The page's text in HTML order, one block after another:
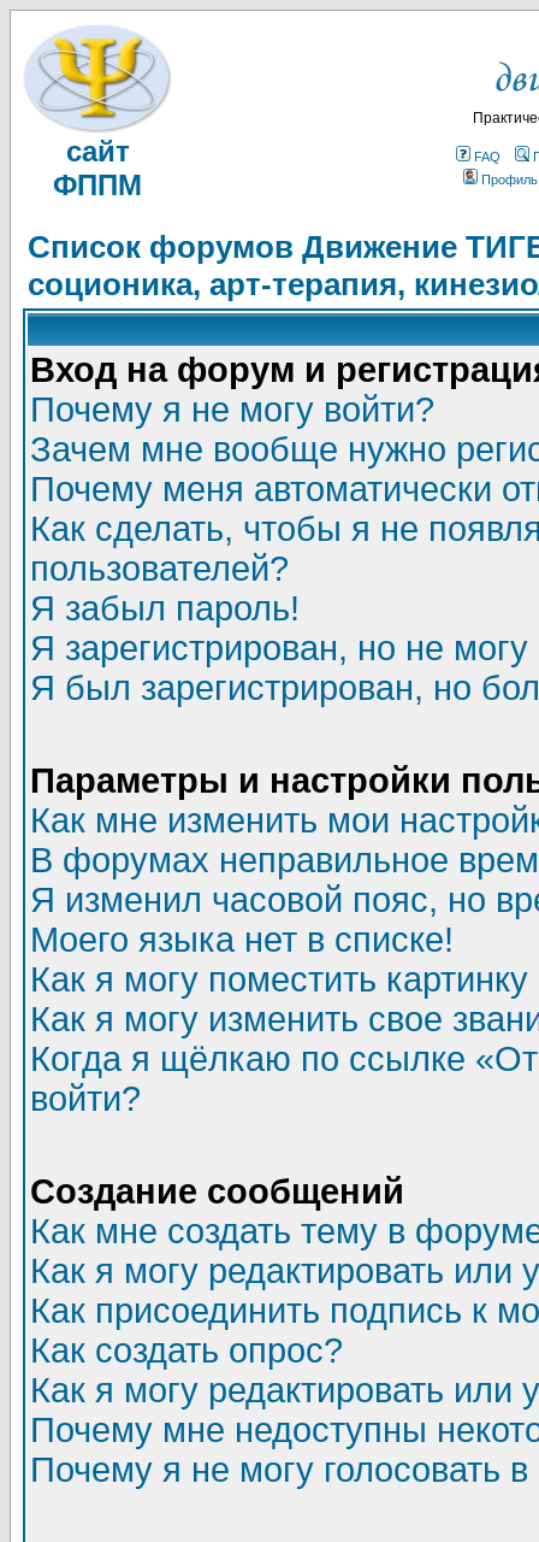
сайт
ФППМ
FAQ
Профиль
Список форумов Движение
соционика, арт-терапия,
Вход на форум и
Почему я не могу войти?
Зачем мне вообще нужно
Почему меня автоматически
Как сделать, чтобы я не
пользователей?
Я забыл пароль!
Я зарегистрирован, но не могу
Я был зарегистрирован, но
Параметры и настройки
Как мне изменить мои
В форумах неправильное
Я изменил часовой пояс, но
Моего языка нет в списке!
Как я могу поместить
Как я могу изменить свое
Когда я щёлкаю по ссылке
войти?
Создание сообщений
Как мне создать тему в
Как я могу редактировать или
Как присоединить подпись к
Как создать опрос?
Как я могу редактировать или
Почему мне недоступны
Почему я не могу голосовать